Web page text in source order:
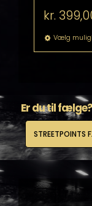
kr.
Vælg
Er du til
STREETPOINTS